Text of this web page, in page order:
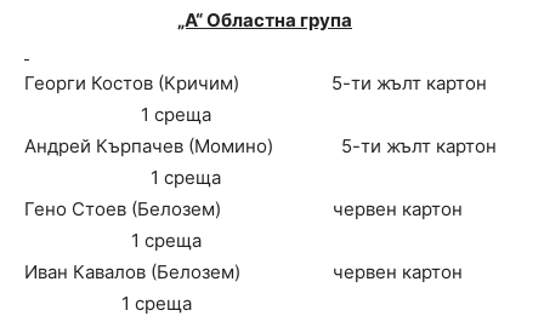
„А“ Областна група
Георги Костов (Кричим) 5-ти жълт картон
1 среща
Андрей Кърпачев (Момино) 5-ти жълт картон
1 среща
Гено Стоев (Белозем) червен картон
1 среща
Иван Кавалов (Белозем) червен картон
1 среща